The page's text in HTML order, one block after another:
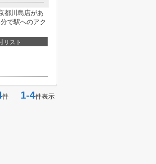
都川島店があ
で駅へのアク
リスト
件 1-4件表示